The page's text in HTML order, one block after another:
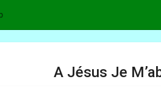
A Jésus Je